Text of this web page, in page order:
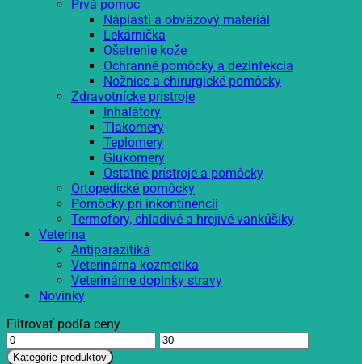
Prvá pomoc
Náplasti a obväzový materiál
Lekárnička
Ošetrenie kože
Ochranné pomôcky a dezinfekcia
Nožnice a chirurgické pomôcky
Zdravotnícke prístroje
Inhalátory
Tlakomery
Teplomery
Glukomery
Ostatné prístroje a pomôcky
Ortopedické pomôcky
Pomôcky pri inkontinencii
Termofory, chladivé a hrejivé vankúšiky
Veterina
Antiparazitiká
Veterinárna kozmetika
Veterinárne doplnky stravy
Novinky
Filtrovať podľa ceny
Minimálna
cena
Maximálna
cena
Kategórie produktov